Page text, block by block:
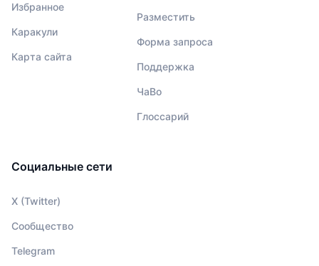
Избранное
Каракули
Карта сайта
Разместить
Форма запроса
Поддержка
ЧаВо
Глоссарий
Социальные сети
X (Twitter)
Сообщество
Telegram